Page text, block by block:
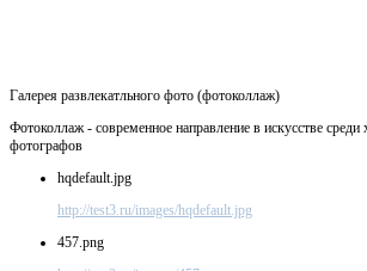
Галерея развлекатльного фото (фотоколлаж)
Фотоколлаж - современное направление в искусстве среди
фотографов
hqdefault.jpg
http://test3.ru/images/hqdefault.jpg
457.png